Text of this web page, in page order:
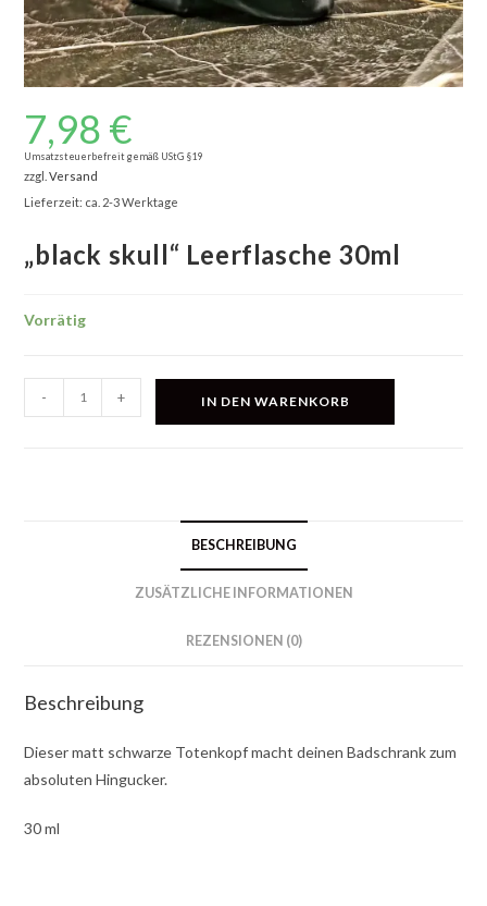
7,98 €
Umsatzsteuerbefreit gemäß UStG §19
zzgl.Versand
Lieferzeit: ca. 2-3 Werktage
„black skull“ Leerflasche 30ml
Vorrätig
skull"
- + IN DEN WARENKORB
BESCHREIBUNG
ZUSÄTZLICHE INFORMATIONEN
REZENSIONEN (0)
Beschreibung
Dieser matt schwarze Totenkopf macht deinen Badschrank zum
absoluten Hingucker.
30 ml